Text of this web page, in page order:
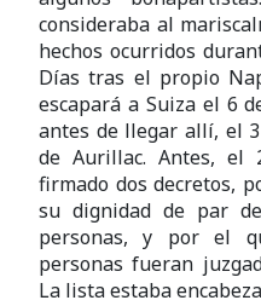
consideraba al
hechos ocurridos
Días tras el propio
escapará a Suiza el 6
antes de llegar allí, el
de Aurillac. Antes,
firmado dos decretos,
su dignidad de par
personas, y por el
personas fueran
La lista estaba